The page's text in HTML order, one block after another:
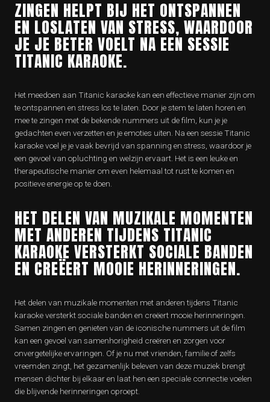
ZINGEN HELPT BIJ HET ONTSPANNEN
EN LOSLATEN VAN STRESS, WAARDOOR
JE JE BETER VOELT NA EEN SESSIE
TITANIC KARAOKE.
Het meedoen aan Titanic karaoke kan een effectieve manier zijn om
te ontspannen en stress los te laten. Door je stem te laten horen en
mee te zingen met de bekende nummers uit de film, kun je je
gedachten even verzetten en je emoties uiten. Na een sessie Titanic
karaoke voel je je vaak bevrijd van spanning en stress, waardoor je
een gevoel van opluchting en welzijn ervaart. Het is een leuke en
therapeutische manier om even helemaal tot rust te komen en
positieve energie op te doen.
HET DELEN VAN MUZIKALE MOMENTEN
MET ANDEREN TIJDENS TITANIC
KARAOKE VERSTERKT SOCIALE BANDEN
EN CREËERT MOOIE HERINNERINGEN.
Het delen van muzikale momenten met anderen tijdens Titanic
karaoke versterkt sociale banden en creëert mooie herinneringen.
Samen zingen en genieten van de iconische nummers uit de film
kan een gevoel van samenhorigheid creëren en zorgen voor
onvergetelijke ervaringen. Of je nu met vrienden, familie of zelfs
vreemden zingt, het gezamenlijk beleven van deze muziek brengt
mensen dichter bij elkaar en laat hen een speciale connectie voelen
die blijvende herinneringen oproept.